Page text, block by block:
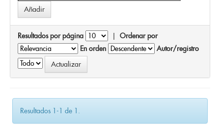
Resultados por página | Ordenar por
En orden
Autor/registro
Resultados 1-1 de 1.